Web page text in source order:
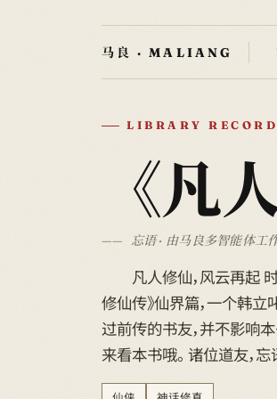
LIBRARY RECORD
《凡
忘语 · 由马良多智能体工
凡人修仙，风云再起 时
修仙传》仙界篇，一个韩
过前传的书友，并不影响
来看本书哦。 诸位道友，